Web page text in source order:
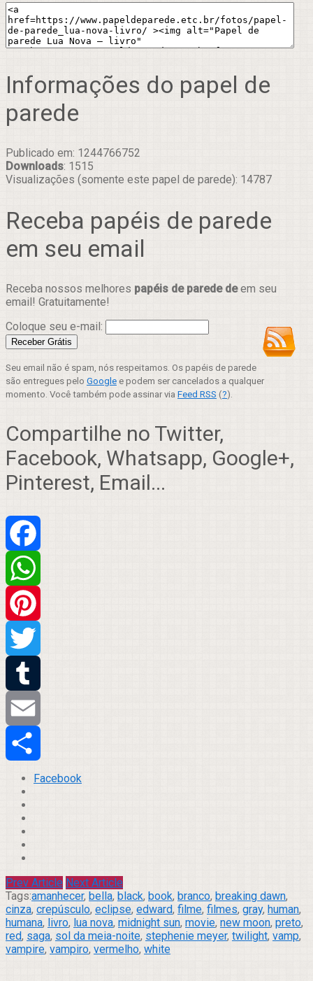
Informações do papel de
parede
Publicado em: 1244766752
Downloads: 1515
Visualizações (somente este papel de parede): 14787
Receba papéis de parede
em seu email
Receba nossos melhores papéis de parede deem seu
email! Gratuitamente!
Coloque seu e-mail:
Seu email não é spam, nós respeitamos. Os papéis de parede
são entregues pelo Google e podem ser cancelados a qualquer
momento. Você também pode assinar via Feed RSS (?).
Compartilhe no Twitter,
Facebook, Whatsapp, Google+,
Pinterest, Email...
Facebook
WhatsApp
Pinterest
Twitter
Tumblr
Email
Compartilhar
Facebook
Prev Article Next Article
Tags:amanhecer, bella, black, book, branco, breaking dawn,
cinza, crepúsculo, eclipse, edward, filme, filmes, gray, human,
humana, livro, lua nova, midnight sun, movie, new moon, preto,
red, saga, sol da meia-noite, stephenie meyer, twilight, vamp,
vampire, vampiro, vermelho, white